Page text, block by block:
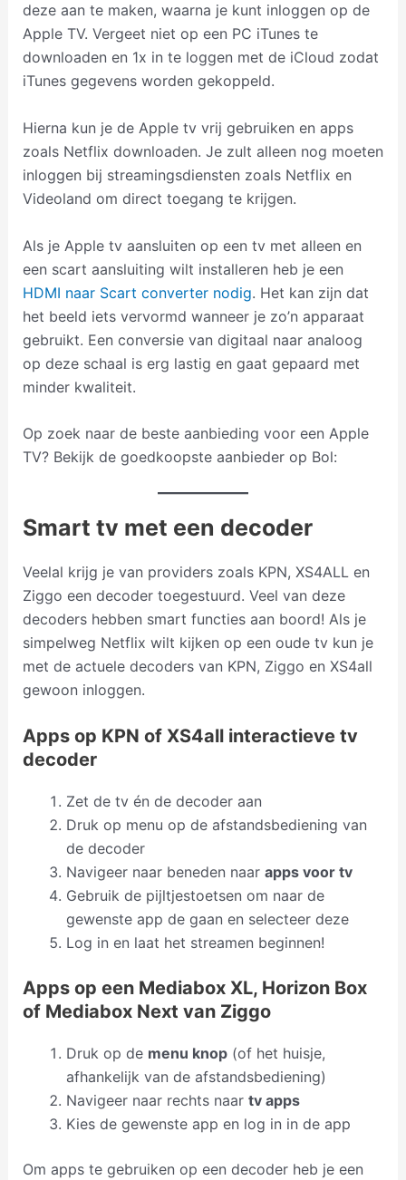
deze aan te maken, waarna je kunt inloggen op de
Apple TV. Vergeet niet op een PC iTunes te
downloaden en 1x in te loggen met de iCloud zodat
iTunes gegevens worden gekoppeld.
Hierna kun je de Apple tv vrij gebruiken en apps
zoals Netflix downloaden. Je zult alleen nog moeten
inloggen bij streamingsdiensten zoals Netflix en
Videoland om direct toegang te krijgen.
Als je Apple tv aansluiten op een tv met alleen en
een scart aansluiting wilt installeren heb je een
HDMI naar Scart converter nodig. Het kan zijn dat
het beeld iets vervormd wanneer je zo’n apparaat
gebruikt. Een conversie van digitaal naar analoog
op deze schaal is erg lastig en gaat gepaard met
minder kwaliteit.
Op zoek naar de beste aanbieding voor een Apple
TV? Bekijk de goedkoopste aanbieder op Bol:
Smart tv met een decoder
Veelal krijg je van providers zoals KPN, XS4ALL en
Ziggo een decoder toegestuurd. Veel van deze
decoders hebben smart functies aan boord! Als je
simpelweg Netflix wilt kijken op een oude tv kun je
met de actuele decoders van KPN, Ziggo en XS4all
gewoon inloggen.
Apps op KPN of XS4all interactieve tv
decoder
Zet de tv én de decoder aan
Druk op menu op de afstandsbediening van
de decoder
Navigeer naar beneden naar apps voor tv
Gebruik de pijltjestoetsen om naar de
gewenste app de gaan en selecteer deze
Log in en laat het streamen beginnen!
Apps op een Mediabox XL, Horizon Box
of Mediabox Next van Ziggo
Druk op de menu knop(of het huisje,
afhankelijk van de afstandsbediening)
Navigeer naar rechts naar tv apps
Kies de gewenste app en log in in de app
Om apps te gebruiken op een decoder heb je een